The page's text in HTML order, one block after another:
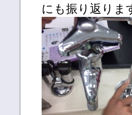
にも振り返りま